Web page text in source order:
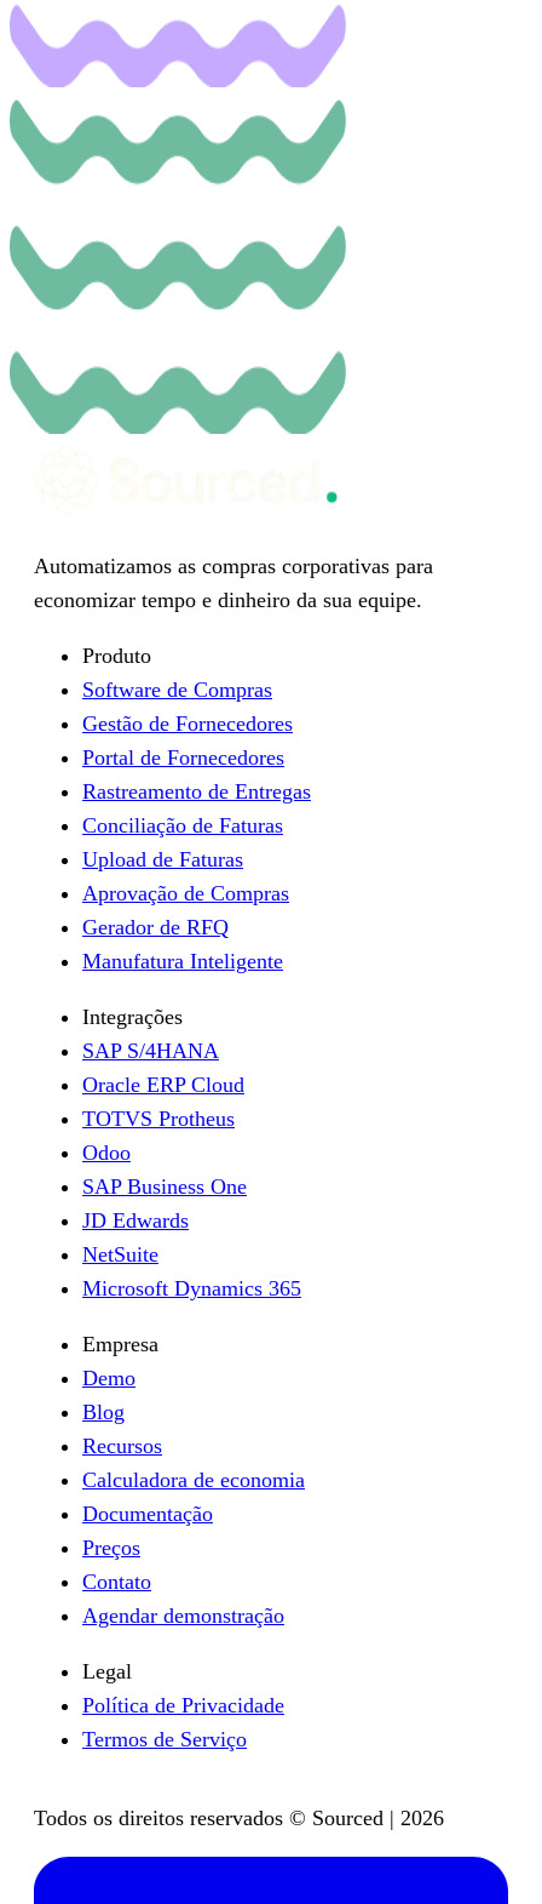
Automatizamos as compras corporativas para
economizar tempo e dinheiro da sua equipe.
Produto
Software de Compras
Gestão de Fornecedores
Portal de Fornecedores
Rastreamento de Entregas
Conciliação de Faturas
Upload de Faturas
Aprovação de Compras
Gerador de RFQ
Manufatura Inteligente
Integrações
SAP S/4HANA
Oracle ERP Cloud
TOTVS Protheus
Odoo
SAP Business One
JD Edwards
NetSuite
Microsoft Dynamics 365
Empresa
Demo
Blog
Recursos
Calculadora de economia
Documentação
Preços
Contato
Agendar demonstração
Legal
Política de Privacidade
Termos de Serviço
Todos os direitos reservados © Sourced | 2026